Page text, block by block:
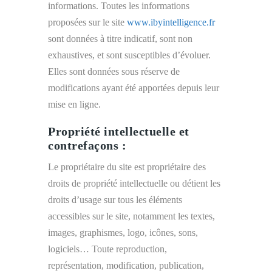
informations. Toutes les informations
proposées sur le site www.ibyintelligence.fr
sont données à titre indicatif, sont non
exhaustives, et sont susceptibles d’évoluer.
Elles sont données sous réserve de
modifications ayant été apportées depuis leur
mise en ligne.
Propriété intellectuelle et
contrefaçons :
Le propriétaire du site est propriétaire des
droits de propriété intellectuelle ou détient les
droits d’usage sur tous les éléments
accessibles sur le site, notamment les textes,
images, graphismes, logo, icônes, sons,
logiciels… Toute reproduction,
représentation, modification, publication,